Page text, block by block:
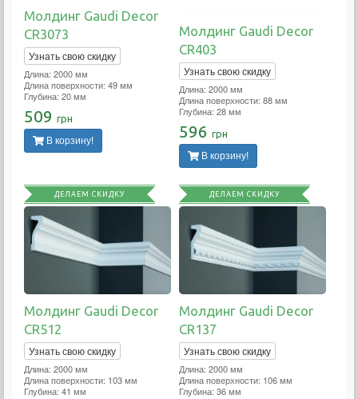
Молдинг Gaudi Decor
CR3073
Узнать свою скидку
Длина: 2000 мм
Длина поверхности: 49 мм
Глубина: 20 мм
509 грн
В корзину!
Молдинг Gaudi Decor
CR403
Узнать свою скидку
Длина: 2000 мм
Длина поверхности: 88 мм
Глубина: 28 мм
596 грн
В корзину!
ДЕЛАЕМ СКИДКУ
Молдинг Gaudi Decor
CR512
Узнать свою скидку
Длина: 2000 мм
Длина поверхности: 103 мм
Глубина: 41 мм
ДЕЛАЕМ СКИДКУ
Молдинг Gaudi Decor
CR137
Узнать свою скидку
Длина: 2000 мм
Длина поверхности: 106 мм
Глубина: 36 мм